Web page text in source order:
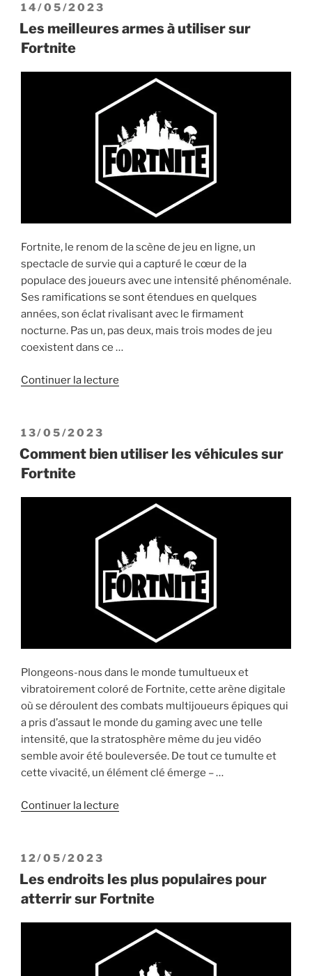
Professionnels
de
PUBLIÉ
LE
14/05/2023
Les meilleures armes à utiliser sur
Fortnite
Fortnite, le renom de la scène de jeu en ligne, un
spectacle de survie qui a capturé le cœur de la
populace des joueurs avec une intensité phénoménale.
Ses ramifications se sont étendues en quelques
années, son éclat rivalisant avec le firmament
nocturne. Pas un, pas deux, mais trois modes de jeu
coexistent dans ce …
Continuer la lecture
utiliser
Fortnite »
PUBLIÉ
LE
13/05/2023
Comment bien utiliser les véhicules sur
Fortnite
Plongeons-nous dans le monde tumultueux et
vibratoirement coloré de Fortnite, cette arène digitale
où se déroulent des combats multijoueurs épiques qui
a pris d’assaut le monde du gaming avec une telle
intensité, que la stratosphère même du jeu vidéo
semble avoir été bouleversée. De tout ce tumulte et
cette vivacité, un élément clé émerge – …
Continuer la lecture
véhicules
sur
Fortnite »
PUBLIÉ
LE
12/05/2023
Les endroits les plus populaires pour
atterrir sur Fortnite